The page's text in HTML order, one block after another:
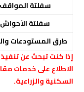
سفلتة المواقف
سفلتة الأحواش
طرق المستودعات
إذا كنت تبحث عن تنفيذ
الاطلاع على خدمات
السكنية والزراعية.